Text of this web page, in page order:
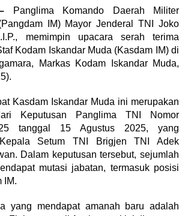
Panglima Komando Daerah Militer
IM) Mayor Jenderal TNI Joko
memimpin upacara serah terima
Kodam Iskandar Muda (Kasdam IM) di
Markas Kodam Iskandar Muda,
Kasdam Iskandar Muda ini merupakan
Keputusan Panglima TNI Nomor
tanggal 15 Agustus 2025, yang
Setum TNI Brigjen TNI Adek
Dalam keputusan tersebut, sejumlah
mutasi jabatan, termasuk posisi
IM.
yang mendapat amanah baru adalah